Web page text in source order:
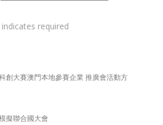
創大賽澳門本地參賽企業 推廣會活動方
擬聯合國大會
indicates required